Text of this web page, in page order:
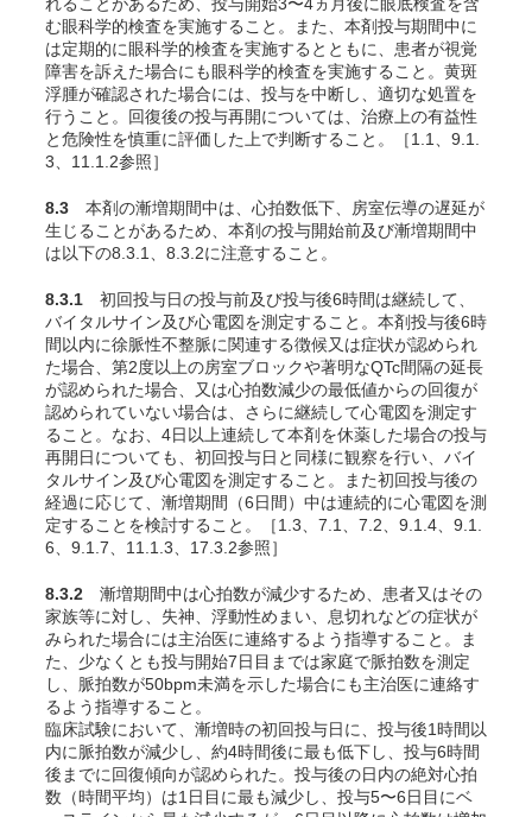
む眼科学的検査を実施すること。また、本剤投与期間中に
は定期的に眼科学的検査を実施するとともに、患者が視覚
障害を訴えた場合にも眼科学的検査を実施すること。黄斑
浮腫が確認された場合には、投与を中断し、適切な処置を
行うこと。回復後の投与再開については、治療上の有益性
と危険性を慎重に評価した上で判断すること。［1.1、9.1.
3、11.1.2参照］
8.3 本剤の漸増期間中は、心拍数低下、房室伝導の遅延が
生じることがあるため、本剤の投与開始前及び漸増期間中
は以下の8.3.1、8.3.2に注意すること。
8.3.1 初回投与日の投与前及び投与後6時間は継続して、
バイタルサイン及び心電図を測定すること。本剤投与後6時
間以内に徐脈性不整脈に関連する徴候又は症状が認められ
た場合、第2度以上の房室ブロックや著明なQTc間隔の延長
が認められた場合、又は心拍数減少の最低値からの回復が
認められていない場合は、さらに継続して心電図を測定す
ること。なお、4日以上連続して本剤を休薬した場合の投与
再開日についても、初回投与日と同様に観察を行い、バイ
タルサイン及び心電図を測定すること。また初回投与後の
経過に応じて、漸増期間（6日間）中は連続的に心電図を測
定することを検討すること。［1.3、7.1、7.2、9.1.4、9.1.
6、9.1.7、11.1.3、17.3.2参照］
8.3.2 漸増期間中は心拍数が減少するため、患者又はその
家族等に対し、失神、浮動性めまい、息切れなどの症状が
みられた場合には主治医に連絡するよう指導すること。ま
た、少なくとも投与開始7日目までは家庭で脈拍数を測定
し、脈拍数が50bpm未満を示した場合にも主治医に連絡す
るよう指導すること。
臨床試験において、漸増時の初回投与日に、投与後1時間以
内に脈拍数が減少し、約4時間後に最も低下し、投与6時間
後までに回復傾向が認められた。投与後の日内の絶対心拍
数（時間平均）は1日目に最も減少し、投与5〜6日目にベ